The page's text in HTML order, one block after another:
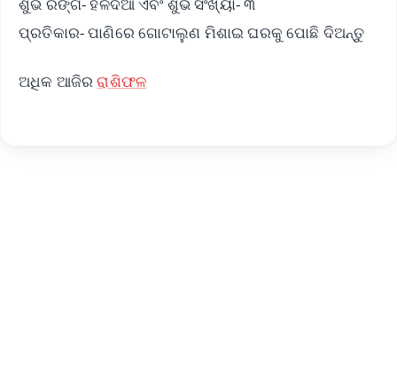
ପ୍ରତିକାର- ପାଣିରେ ଗୋଟାଲୁଣ ମିଶାଇ ଘରକୁ ପୋଛି ଦିଅନ୍ତୁ
ଅଧିକ ଆଜିରରାଶିଫଳ